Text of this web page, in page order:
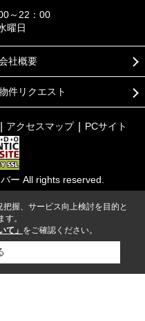
～22：00
曜日
社概要
件リクエスト
アクセスマップ PCサイト
ー All rights reserved.
握、サービス向上検討を目的と
。
て」 をご確認ください。